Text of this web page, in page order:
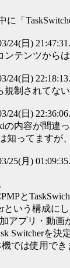
に「
24(日)
ンテンツから
24(日)
規制されてない
24(日)
内容が間違っ
知ってますが
25(月)
と
という構成にし
アプリ・動画
Switcherを決
では使用で